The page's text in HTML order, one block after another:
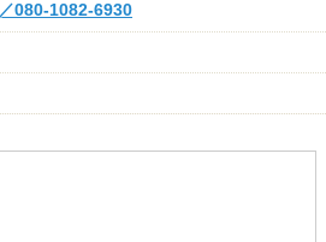
080-1082-6930